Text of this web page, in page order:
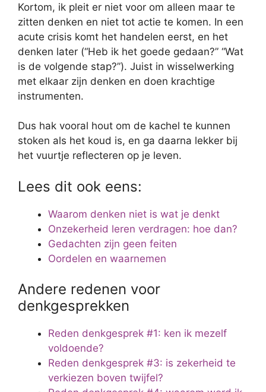
Kortom, ik pleit er niet voor om alleen maar te
zitten denken en niet tot actie te komen. In een
acute crisis komt het handelen eerst, en het
denken later (“Heb ik het goede gedaan?” “Wat
is de volgende stap?”). Juist in wisselwerking
met elkaar zijn denken en doen krachtige
instrumenten.
Dus hak vooral hout om de kachel te kunnen
stoken als het koud is, en ga daarna lekker bij
het vuurtje reflecteren op je leven.
Lees dit ook eens:
Waarom denken niet is wat je denkt
Onzekerheid leren verdragen: hoe dan?
Gedachten zijn geen feiten
Oordelen en waarnemen
Andere redenen voor
denkgesprekken
Reden denkgesprek #1: ken ik mezelf
voldoende?
Reden denkgesprek #3: is zekerheid te
verkiezen boven twijfel?